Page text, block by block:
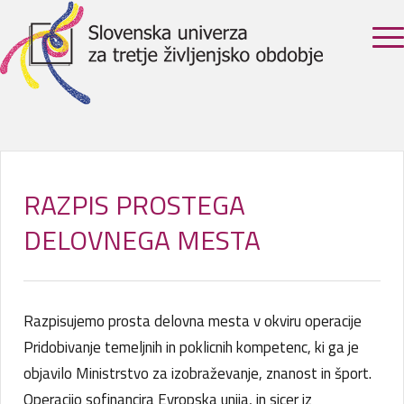
RAZPIS PROSTEGA
DELOVNEGA MESTA
Razpisujemo prosta delovna mesta v okviru operacije
Pridobivanje temeljnih in poklicnih kompetenc, ki ga je
objavilo Ministrstvo za izobraževanje, znanost in šport.